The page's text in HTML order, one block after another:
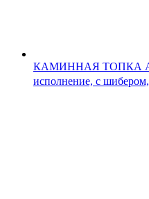
КАМИННАЯ ТОПКА
исполнение, с